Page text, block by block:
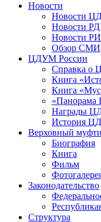
Новости
Новости
Новости
Новости
Обзор СМИ
ЦДУМ России
Справка о
Книга
Книга
«Панорама
Награды
История
Верховный
Биография
Книга
Фильм
Законодательство
Структура